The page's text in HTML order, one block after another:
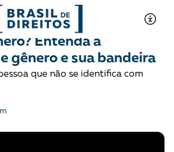
Entenda a
gênero e sua bandeira
que não se identifica com